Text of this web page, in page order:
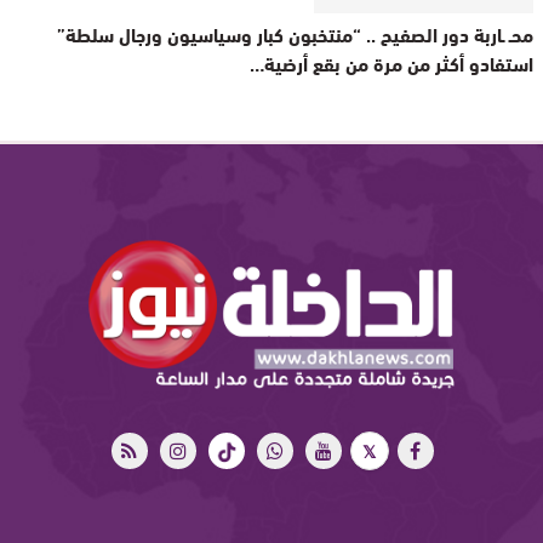
محـ ـاربة دور الصفيح .. “منتخبون كبار وسياسيون ورجال سلطة”
استفادو أكثر من مرة من بقع أرضية…